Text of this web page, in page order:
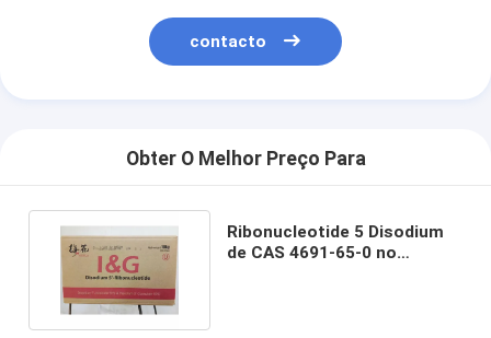
contacto
Obter O Melhor Preço Para
Ribonucleotide 5 Disodium
de CAS 4691-65-0 no